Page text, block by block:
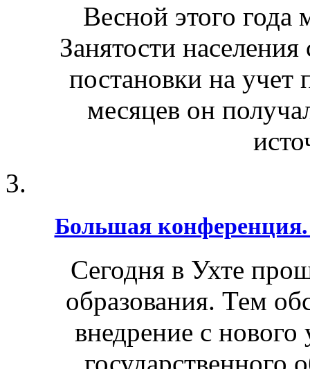
Весной этого года
Занятости
постановки на учет
месяцев он
Большая конференция.
Сегодня в Ухте
образования. Тем
внедрение с нового